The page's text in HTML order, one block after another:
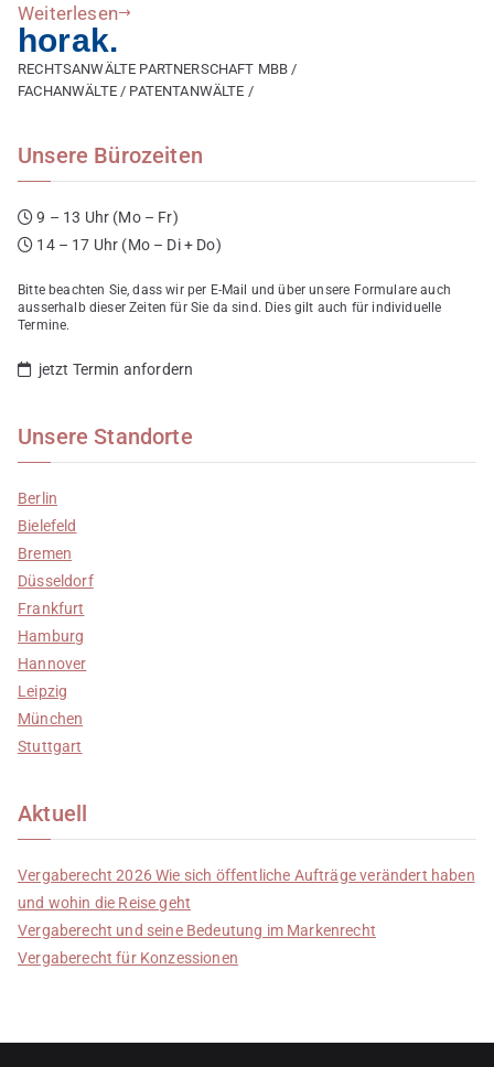
Weiterlesen
horak.
RECHTSANWÄLTE PARTNERSCHAFT MBB /
FACHANWÄLTE / PATENTANWÄLTE /
Unsere Bürozeiten
9 – 13 Uhr (Mo – Fr)
14 – 17 Uhr (Mo – Di + Do)
Bitte beachten Sie, dass wir per E-Mail und über unsere Formulare auch
ausserhalb dieser Zeiten für Sie da sind. Dies gilt auch für individuelle
Termine.
jetzt Termin anfordern
Unsere Standorte
Berlin
Bielefeld
Bremen
Düsseldorf
Frankfurt
Hamburg
Hannover
Leipzig
München
Stuttgart
Aktuell
Vergaberecht 2026 Wie sich öffentliche Aufträge verändert haben
und wohin die Reise geht
Vergaberecht und seine Bedeutung im Markenrecht
Vergaberecht für Konzessionen